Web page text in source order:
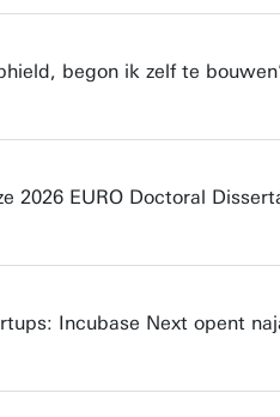
begon ik zelf te
2026 EURO Doctoral
Incubase Next opent